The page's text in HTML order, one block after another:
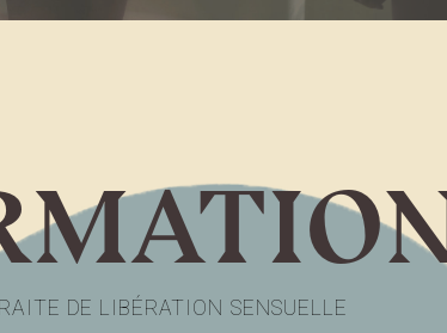
DE LIBÉRATION SENSUELLE